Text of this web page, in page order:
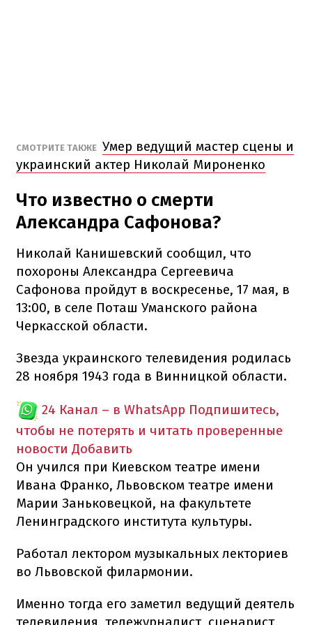
СМОТРИТЕ ТАКЖЕ Умер ведущий мастер сцены и
украинский актер Николай Мироненко
Что известно о смерти
Александра Сафонова?
Николай Канишевский сообщил, что
похороны Александра Сергеевича
Сафонова пройдут в воскресенье, 17 мая, в
13:00, в селе Поташ Уманского района
Черкасской области.
Звезда украинского телевидения родилась
28 ноября 1943 года в Винницкой области.
24 Канал – в WhatsApp Подпишитесь,
чтобы не потерять и читать проверенные
новости Добавить
Он учился при Киевском театре имени
Ивана Франко, Львовском театре имени
Марии Заньковецкой, на факультете
Ленинградского института культуры.
Работал лектором музыкальных лекториев
во Львовской филармонии.
Именно тогда его заметил ведущий деятель
телевидения, тележурналист, сценарист